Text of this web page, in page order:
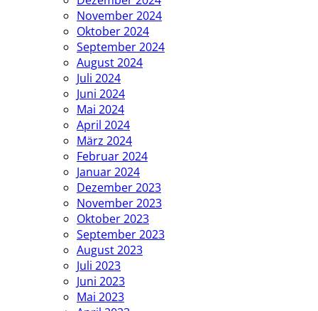
November 2024
Oktober 2024
September 2024
August 2024
Juli 2024
Juni 2024
Mai 2024
April 2024
März 2024
Februar 2024
Januar 2024
Dezember 2023
November 2023
Oktober 2023
September 2023
August 2023
Juli 2023
Juni 2023
Mai 2023